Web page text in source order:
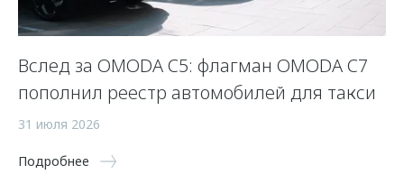
Вслед за OMODA C5: флагман OMODA C7
пополнил реестр автомобилей для такси
31 июля 2026
Подробнее